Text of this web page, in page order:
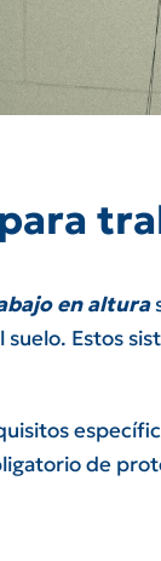
en altura
Estos
de